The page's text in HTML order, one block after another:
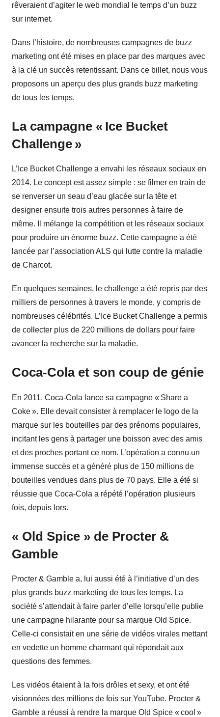
rêveraient d’agiter le web mondial le temps d’un buzz
sur internet.
Dans l’histoire, de nombreuses campagnes de buzz
marketing ont été mises en place par des marques avec
à la clé un succès retentissant. Dans ce billet, nous vous
proposons un aperçu des plus grands buzz marketing
de tous les temps.
La campagne « Ice Bucket
Challenge »
L’Ice Bucket Challenge a envahi les réseaux sociaux en
2014. Le concept est assez simple : se filmer en train de
se renverser un seau d’eau glacée sur la tête et
designer ensuite trois autres personnes à faire de
même. Il mélange la compétition et les réseaux sociaux
pour produire un énorme buzz. Cette campagne a été
lancée par l’association ALS qui lutte contre la maladie
de Charcot.
En quelques semaines, le challenge a été repris par des
milliers de personnes à travers le monde, y compris de
nombreuses célébrités. L’Ice Bucket Challenge a permis
de collecter plus de 220 millions de dollars pour faire
avancer la recherche sur la maladie.
Coca-Cola et son coup de génie
En 2011, Coca-Cola lance sa campagne « Share a
Coke ». Elle devait consister à remplacer le logo de la
marque sur les bouteilles par des prénoms populaires,
incitant les gens à partager une boisson avec des amis
et des proches portant ce nom. L’opération a connu un
immense succès et a généré plus de 150 millions de
bouteilles vendues dans plus de 70 pays. Elle a été si
réussie que Coca-Cola a répété l’opération plusieurs
fois, depuis lors.
« Old Spice » de Procter &
Gamble
Procter & Gamble a, lui aussi été à l’initiative d’un des
plus grands buzz marketing de tous les temps. La
société s’attendait à faire parler d’elle lorsqu’elle publie
une campagne hilarante pour sa marque Old Spice.
Celle-ci consistait en une série de vidéos virales mettant
en vedette un homme charmant qui répondait aux
questions des femmes.
Les vidéos étaient à la fois drôles et sexy, et ont été
visionnées des millions de fois sur YouTube. Procter &
Gamble a réussi à rendre la marque Old Spice « cool »